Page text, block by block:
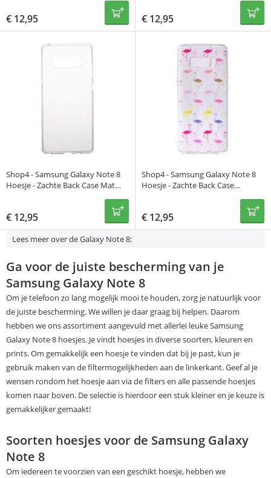
€ 12,95 € 12,95
Shop4 - Samsung Galaxy Note 8
Hoesje - Zachte Back Case Mat
€ 12,95
Shop4 - Samsung Galaxy Note 8
Hoesje - Zachte Back Case
€ 12,95
Lees meer over de Galaxy Note 8:
Ga voor de juiste bescherming van je
Samsung Galaxy Note 8
Om je telefoon zo lang mogelijk mooi te houden, zorg je natuurlijk voor
de juiste bescherming. We willen je daar graag bij helpen. Daarom
hebben we ons assortiment aangevuld met allerlei leuke Samsung
Galaxy Note 8 hoesjes. Je vindt hoesjes in diverse soorten, kleuren en
prints. Om gemakkelijk een hoesje te vinden dat bij je past, kun je
gebruik maken van de filtermogelijkheden aan de linkerkant. Geef al je
wensen rondom het hoesje aan via de filters en alle passende hoesjes
komen naar boven. De selectie is hierdoor een stuk kleiner en je keuze is
gemakkelijker gemaakt!
Soorten hoesjes voor de Samsung Galaxy
Note 8
Om iedereen te voorzien van een geschikt hoesje, hebben we